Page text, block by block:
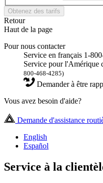
Obtenez des tarifs
Retour
Haut de la page
Pour nous contacter
Service en français 1-
Service pour
800-468-4285)
Demander à être
Vous avez besoin d'aide?
Demande d'assistance
English
Español
Service à la